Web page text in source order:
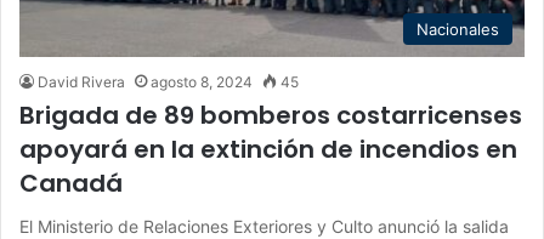
Nacionales
David Rivera agosto 8, 2024 45
Brigada de 89 bomberos costarricenses
apoyará en la extinción de incendios en
Canadá
El Ministerio de Relaciones Exteriores y Culto anunció la salida